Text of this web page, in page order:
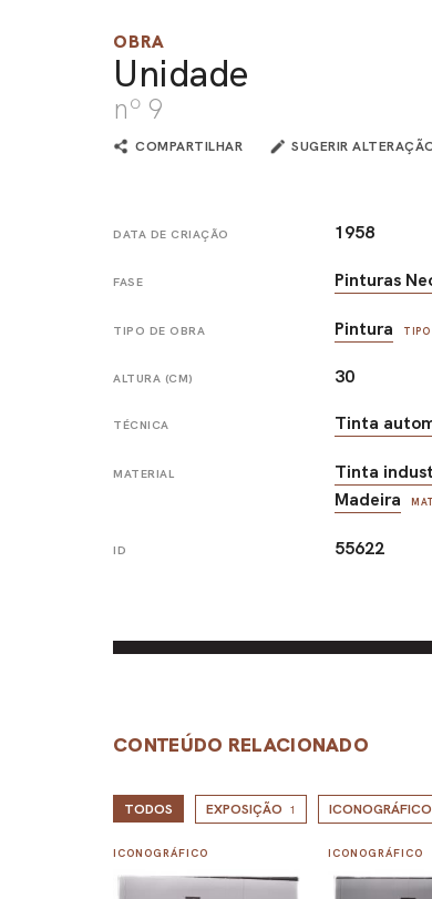
OBRA
Unidade
nº 9
COMPARTILHAR SUGERIR
DATA DE CRIAÇÃO 1958
FASE Pinturas
TIPO DE OBRA Pintura TIPO
ALTURA (CM) 30
TÉCNICA Tinta
MATERIAL Tinta
Madeira
ID 55622
CONTEÚDO RELACIONADO
TODOS EXPOSIÇÃO 1 ICONOGRÁFICO
ICONOGRÁFICO ICONOGRÁFICO